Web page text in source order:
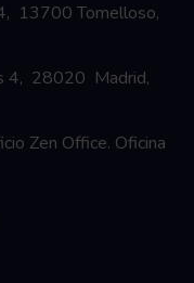
13700 Tomelloso,
4, 28020 Madrid,
Zen Office. Oficina